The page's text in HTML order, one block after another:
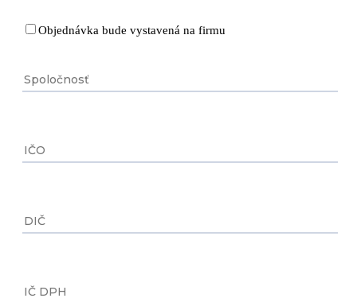
Objednávka bude vystavená na firmu